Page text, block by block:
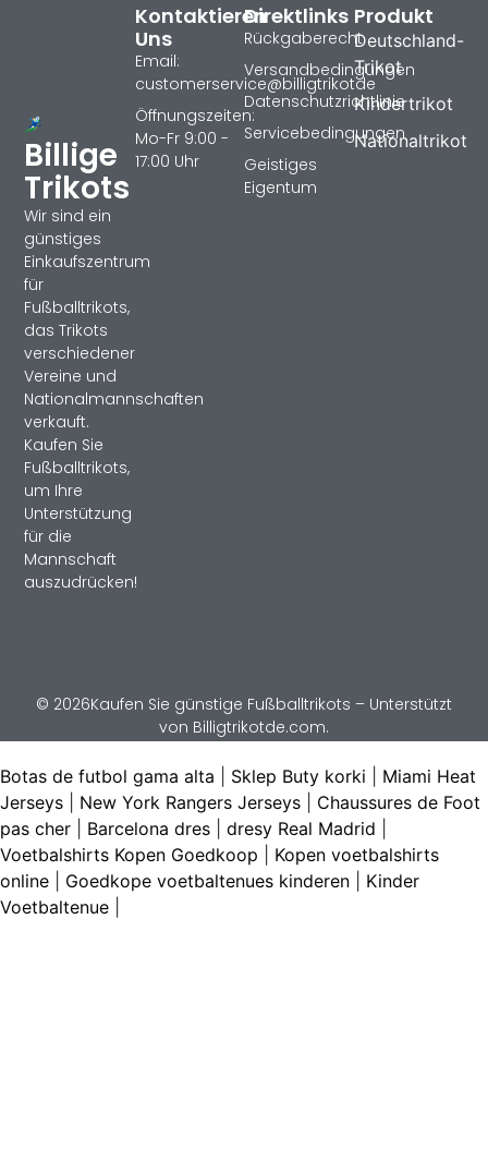
Billige
Trikots
Wir sind ein
günstiges
Einkaufszentrum
für
Fußballtrikots,
das Trikots
verschiedener
Vereine und
Nationalmannschaften
verkauft.
Kaufen Sie
Fußballtrikots,
um Ihre
Unterstützung
für die
Mannschaft
auszudrücken!
Produkt
Deutschland-
Trikot
Kindertrikot
Nationaltrikot
Direktlinks
Rückgaberecht
Versandbedingungen
Datenschutzrichtlinie
Servicebedingungen
Geistiges
Eigentum
Kontaktieren
Uns
Email:
customerservice@billigtrikotde
Öffnungszeiten:
Mo-Fr 9:00 -
17:00 Uhr
© 2026Kaufen Sie günstige Fußballtrikots – Unterstützt
von Billigtrikotde.com.
Botas de futbol gama alta Sklep Buty korki
Miami Heat
Jerseys
New York Rangers Jerseys
Chaussures de Foot
pas cher
Barcelona dres dresy Real Madrid
Voetbalshirts Kopen Goedkoop
Kopen voetbalshirts
online
Goedkope voetbaltenues kinderen
Kinder
Voetbaltenue